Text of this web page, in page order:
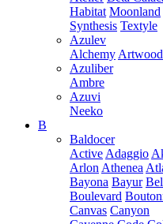
Habitat Moonland
Synthesis Textyle
Azulev
Alchemy Artwood
Azuliber
Ambre
Azuvi
Neeko
B
Baldocer
Active Adaggio
Arlon Athenea
Bayona Bayur
Boulevard
Canvas Canyon